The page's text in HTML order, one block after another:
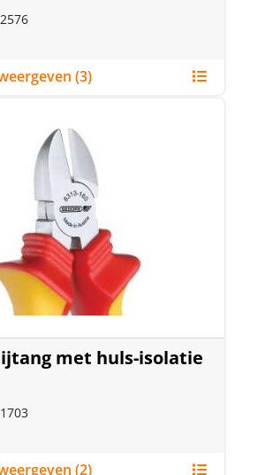
Varianten weergeven (3)
met huls-isolatie
Varianten weergeven (2)